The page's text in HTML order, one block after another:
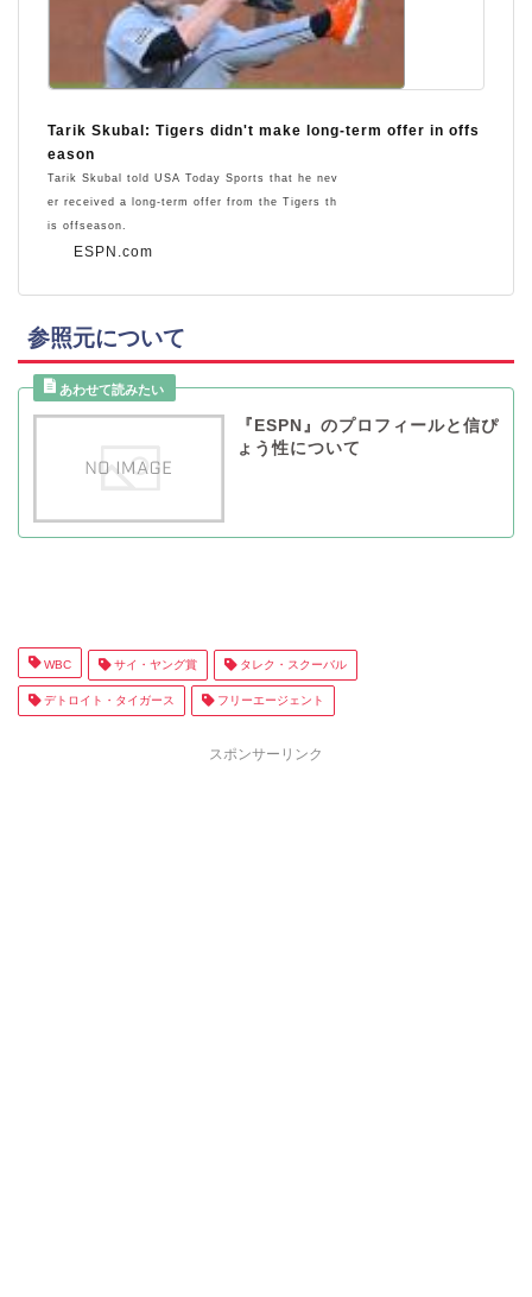
ESPN.com
Tarik Skubal: Tigers didn't make long-term offer in offs
eason
Tarik Skubal told USA Today Sports that he nev
er received a long-term offer from the Tigers th
is offseason.
参照元について
『ESPN』のプロフィールと信ぴ
ょう性について
WBC サイ・ヤング賞 タレク・スクーバル
デトロイト・タイガース フリーエージェント
スポンサーリンク